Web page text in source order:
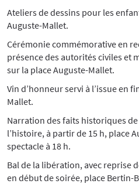
Ateliers de dessins pour les
Auguste-Mallet.
Cérémonie commémorative en
présence des autorités civiles et
sur la place Auguste-Mallet.
Vin d’honneur servi à l’issue en
Mallet.
Narration des faits historiques
l’histoire, à partir de 15 h, place
spectacle à 18 h.
Bal de la libération, avec reprise
en début de soirée, place Bertin-